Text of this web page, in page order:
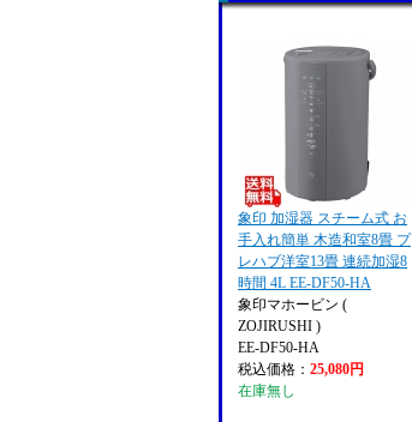
象印 加湿器 スチーム式 お
手入れ簡単 木造和室8畳 プ
レハブ洋室13畳 連続加湿8
時間 4L EE-DF50-HA
象印マホービン (
ZOJIRUSHI )
EE-DF50-HA
税込価格： 25,080円
在庫無し